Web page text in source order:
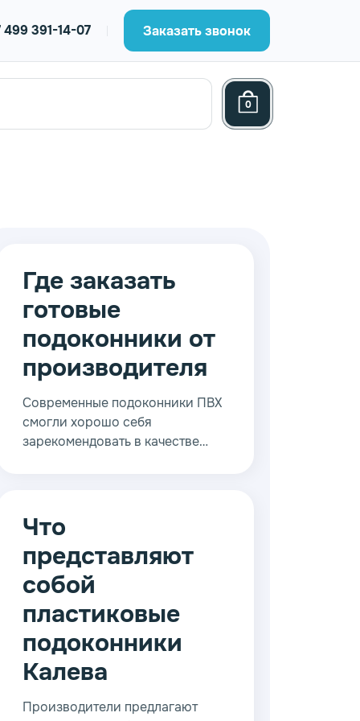
499 391-14-07 Заказать звонок
0
Где заказать
готовые
подоконники от
производителя
Современные подоконники ПВХ
смогли хорошо себя
зарекомендовать в качестве
отличаются внушительным
эксплуатационным ресурсом и
выполняют важные задачи.
Что
представляют
собой
пластиковые
подоконники
Калева
Производители предлагают